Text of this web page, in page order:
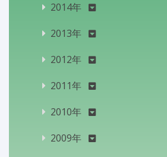
2014年
2013年
2012年
2011年
2010年
2009年